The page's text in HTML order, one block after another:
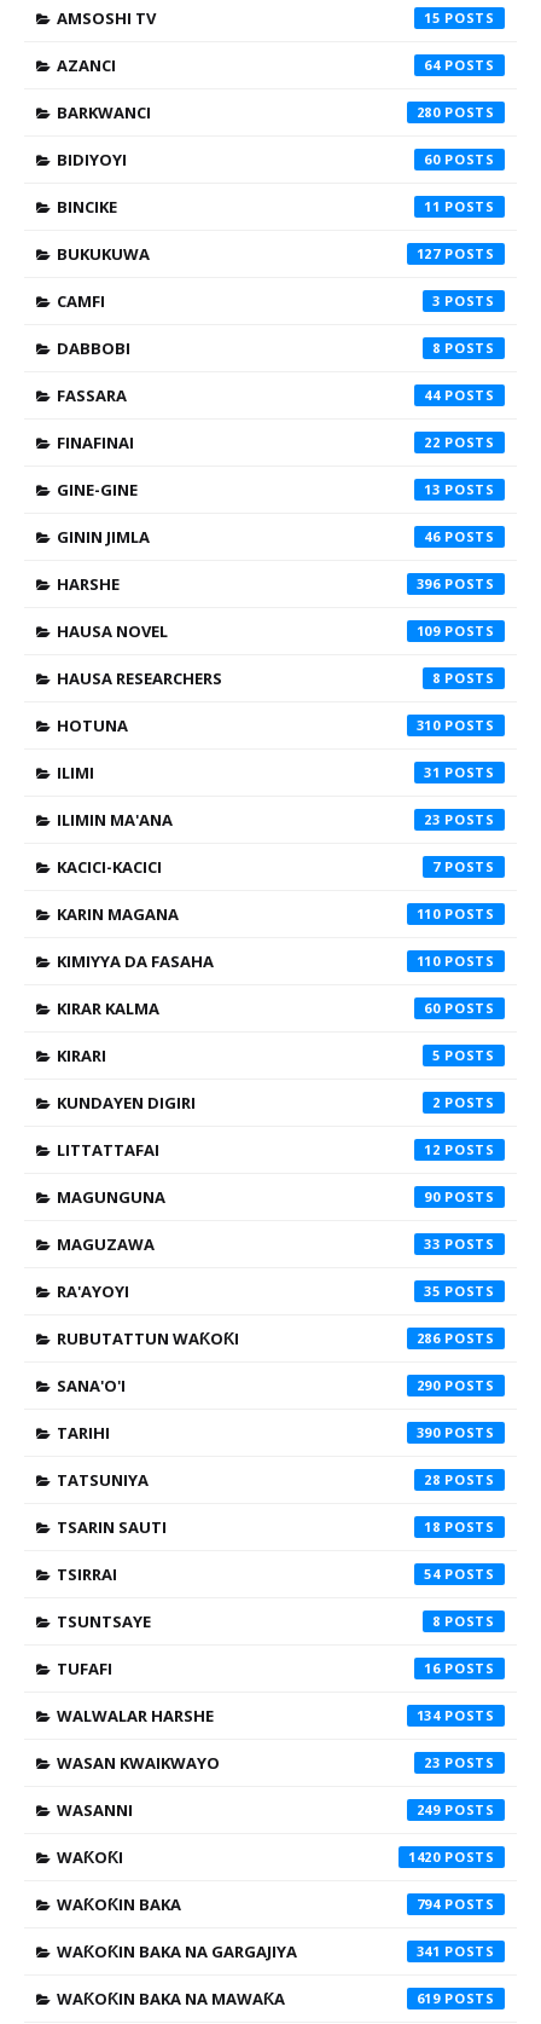
AMSOSHI TV 15
AZANCI 64
BARKWANCI 280
BIDIYOYI 60
BINCIKE 11
BUKUKUWA 127
CAMFI 3
DABBOBI 8
FASSARA 44
FINAFINAI 22
GINE-GINE 13
GININ JIMLA 46
HARSHE 396
HAUSA NOVEL 109
HAUSA RESEARCHERS 8
HOTUNA 310
ILIMI 31
ILIMIN MA'ANA 23
KACICI-KACICI 7
KARIN MAGANA 110
KIMIYYA DA FASAHA 110
KIRAR KALMA 60
KIRARI 5
KUNDAYEN DIGIRI 2
LITTATTAFAI 12
MAGUNGUNA 90
MAGUZAWA 33
RA'AYOYI 35
RUBUTATTUN WAƘOƘI 286
SANA'O'I 290
TARIHI 390
TATSUNIYA 28
TSARIN SAUTI 18
TSIRRAI 54
TSUNTSAYE 8
TUFAFI 16
WALWALAR HARSHE 134
WASAN KWAIKWAYO 23
WASANNI 249
WAƘOƘI 1420
WAƘOƘIN BAKA 794
WAƘOƘIN BAKA NA GARGAJIYA 341
WAƘOƘIN BAKA NA MAWAƘA 619